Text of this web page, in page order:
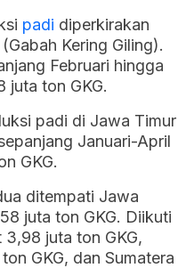
padi diperkirakan
Kering Giling).
Februari hingga
juta ton GKG.
padi di Jawa Timur
Januari-April
GKG.
ditempati Jawa
juta ton GKG. Diikuti
juta ton GKG,
GKG, dan Sumatera